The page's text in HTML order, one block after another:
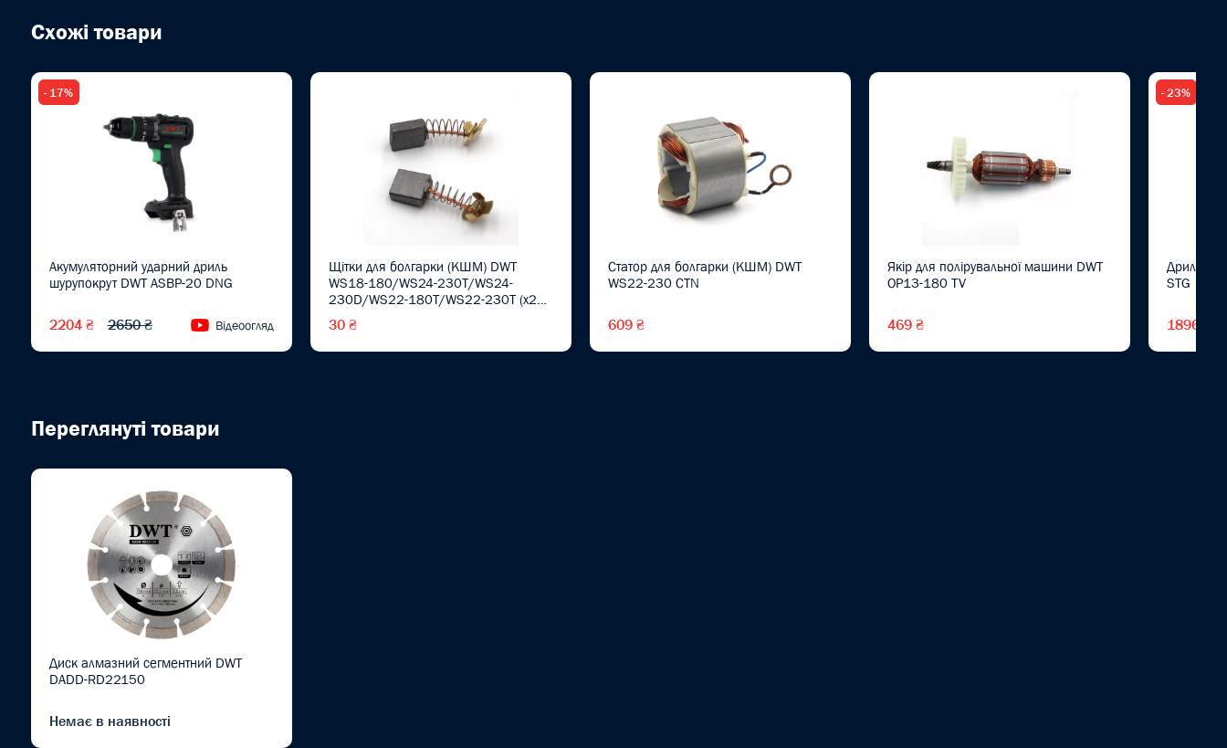
Схожі товари
- 17%
Акумуляторний ударний дриль
шурупокрут DWT ASBP-20 DNG
2204 ₴ 2650 ₴ Відеоогляд
Щітки для болгарки (КШМ) DWT
WS18-180/WS24-230T/WS24-
230D/WS22-180T/WS22-230T (х2
30 ₴
Статор для болгарки (КШМ) DWT
WS22-230 CTN
609 ₴
Якір для полірувальної машини DWT
OP13-180 TV
469 ₴
- 23%
Дриль
STG
1896 ₴
Переглянуті товари
Диск алмазний сегментний DWT
DADD-RD22150
Немає в наявності